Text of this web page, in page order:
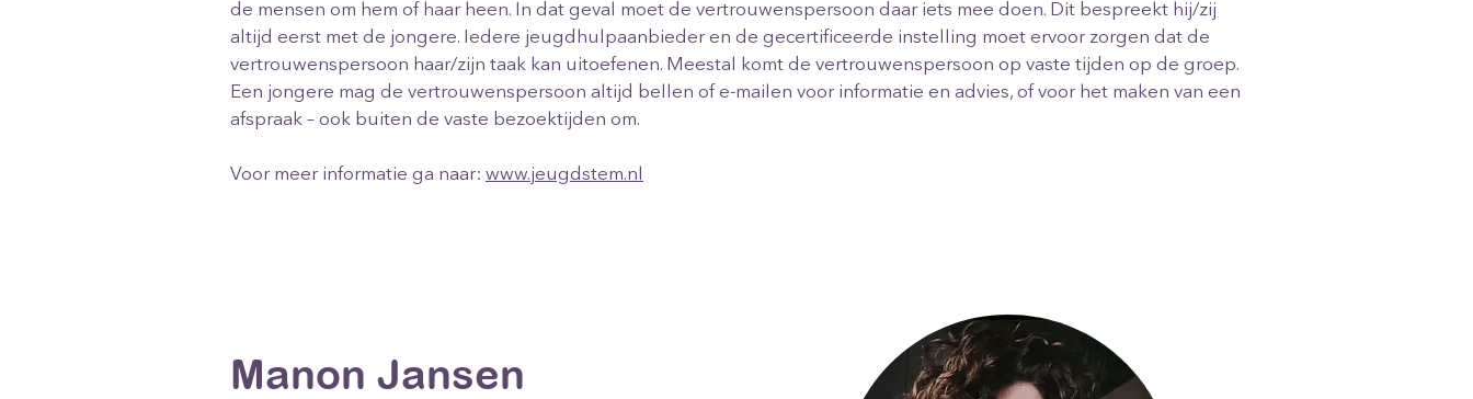
de mensen om hem of haar heen. In dat geval moet de vertrouwenspersoon daar iets mee doen. Dit bespreekt hij/zij
altijd eerst met de jongere. Iedere jeugdhulpaanbieder en de gecertificeerde instelling moet ervoor zorgen dat de
vertrouwenspersoon haar/zijn taak kan uitoefenen. Meestal komt de vertrouwenspersoon op vaste tijden op de groep.
Een jongere mag de vertrouwenspersoon altijd bellen of e-mailen voor informatie en advies, of voor het maken van een
afspraak – ook buiten de vaste bezoektijden om.
Voor meer informatie ga naar: www.jeugdstem.nl
Manon Jansen